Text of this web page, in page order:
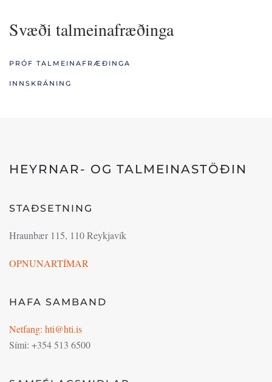
Svæði talmeinafræðinga
PRÓF TALMEINAFRÆÐINGA
INNSKRÁNING
HEYRNAR- OG TALMEINASTÖÐIN
STAÐSETNING
Hraunbær 115, 110 Reykjavík
OPNUNARTÍMAR
HAFA SAMBAND
Netfang: hti@hti.is
Sími: +354 513 6500